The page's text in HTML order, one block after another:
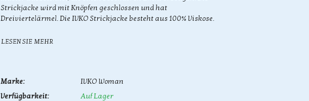
Strickjacke wird mit Knöpfen geschlossen und hat
Dreiviertelärmel. Die IVKO Strickjacke besteht aus 100% Viskose.
LESEN SIE MEHR
Marke:
IVKO Woman
Verfügbarkeit:
Auf Lager